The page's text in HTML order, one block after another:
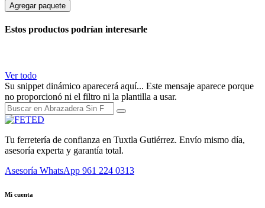
Agregar paquete
Estos productos podrían interesarle
Ver todo
Su snippet dinámico aparecerá aquí... Este mensaje aparece porque
no proporcionó ni el filtro ni la plantilla a usar.
Tu ferretería de confianza en Tuxtla Gutiérrez. Envío mismo día,
asesoría experta y garantía total.
Asesoría WhatsApp 961 224 0313
Mi cuenta